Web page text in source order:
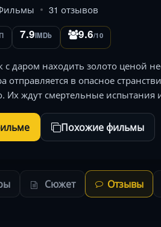
31 отзывов
7.9IMDb 9.6/10
с даром находить золото ценой
отправляется в опасное
Их ждут смертельные
Похожие фильмы
Сюжет Отзывы